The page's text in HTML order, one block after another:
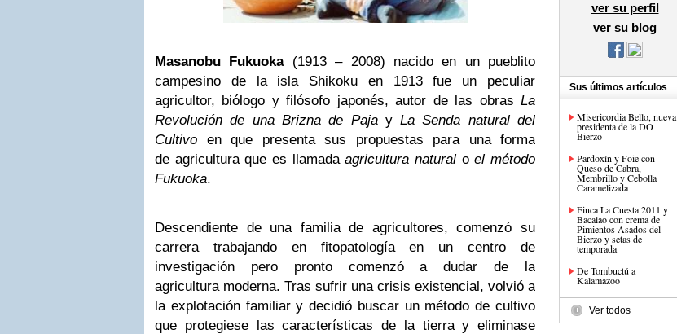
Masanobu Fukuoka(1913 – 2008) nacido en un pueblito
campesino de la isla Shikoku en 1913 fue un peculiar
agricultor, biólogo y filósofo japonés, autor de las obras La
Revolución de una Brizna de PajayLa Senda natural del
Cultivo en que presenta sus propuestas para una forma
de agricultura que es llamadaagricultura natural oel método
Fukuoka.
Descendiente de una familia de agricultores, comenzó su
carrera trabajando en fitopatología en un centro de
investigación pero pronto comenzó a dudar de la
agricultura moderna. Tras sufrir una crisis existencial, volvió a
la explotación familiar y decidió buscar un método de cultivo
que protegiese las características de la tierra y eliminase
ver su perfil
ver su blog
Sus últimos artículos
Misericordia Bello, nueva
presidenta de la DO
Bierzo
Pardoxín y Foie con
Queso de Cabra,
Membrillo y Cebolla
Caramelizada
Finca La Cuesta 2011 y
Bacalao con crema de
Pimientos Asados del
Bierzo y setas de
temporada
De Tombuctú a
Kalamazoo
Ver todos